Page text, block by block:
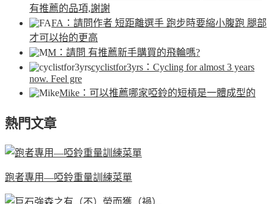
有推薦的品項,謝謝
FA ：請問作者 短距離選手 跑步時要縮小腹跑 腿部
才可以抬的更高
M ：請問 有推薦新手購買的飛輪嗎?
cyclistfor3yrs ：Cycling for almost 3 years
now. Feel gre
Mike ：可以推薦哪家啞鈴的短槓是一體成型的
熱門文章
跑者專用—啞鈴重量訓練菜單